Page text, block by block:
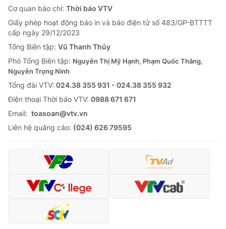
Cơ quan báo chí: Thời báo VTV
Giấy phép hoạt động báo in và báo điện tử số 483/GP-BTTTT
cấp ngày 29/12/2023
Tổng Biên tập: Vũ Thanh Thủy
Phó Tổng Biên tập: Nguyễn Thị Mỹ Hạnh, Phạm Quốc Thắng,
Nguyễn Trọng Ninh
Tổng đài VTV: 024.38 355 931 - 024.38 355 932
Ðiện thoại Thời báo VTV: 0988 671 671
Email: toasoan@vtv.vn
Liên hệ quảng cáo: (024) 626 79595